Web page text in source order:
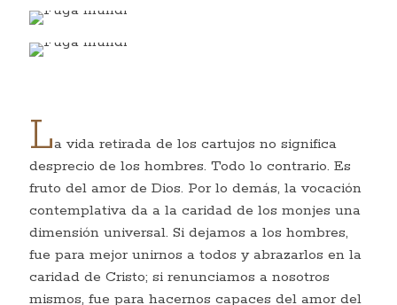
La vida retirada de los cartujos no significa
desprecio de los hombres. Todo lo contrario. Es
fruto del amor de Dios. Por lo demás, la vocación
contemplativa da a la caridad de los monjes una
dimensión universal. Si dejamos a los hombres,
fue para mejor unirnos a todos y abrazarlos en la
caridad de Cristo; si renunciamos a nosotros
mismos, fue para hacernos capaces del amor del